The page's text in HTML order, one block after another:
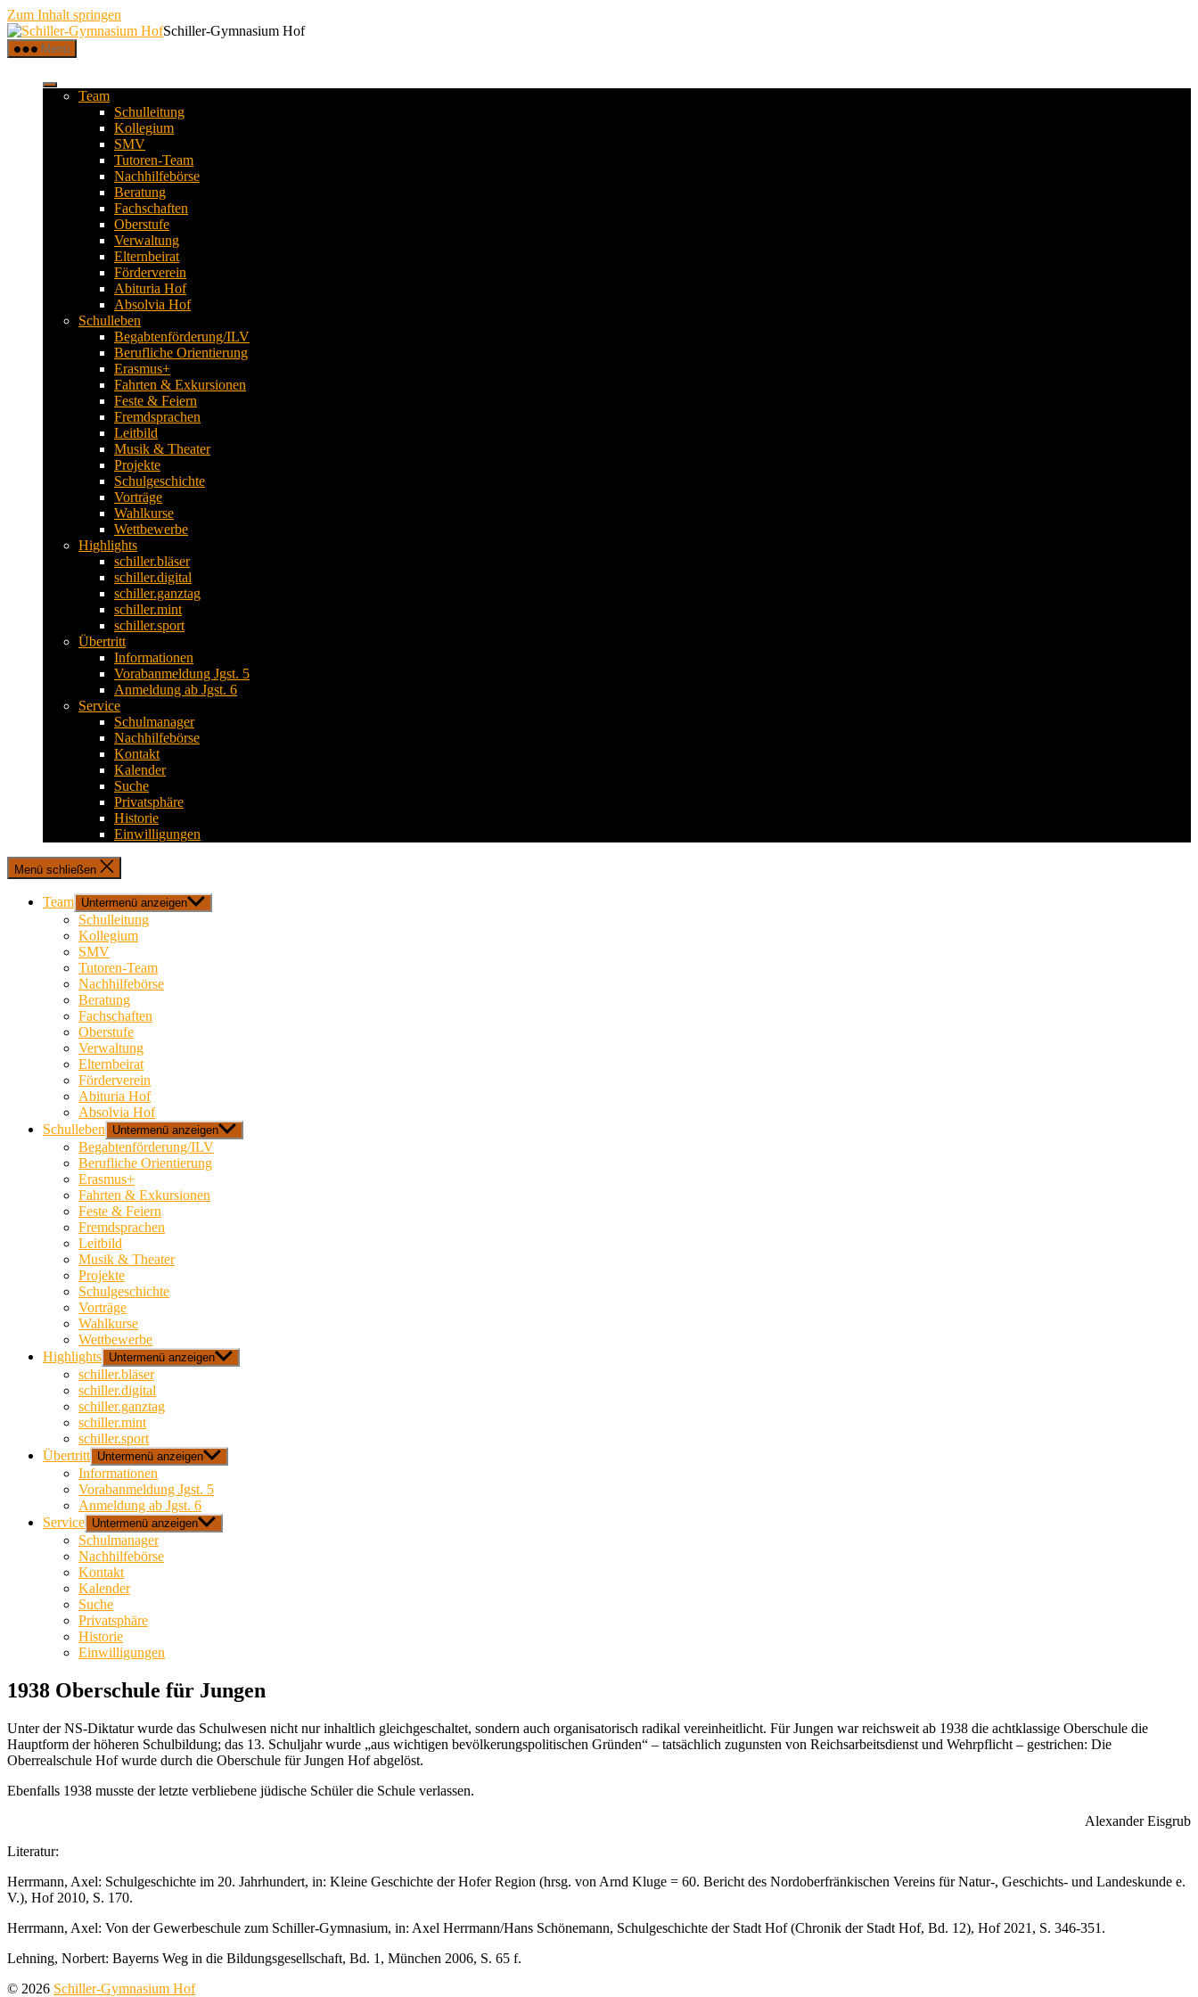
Zum Inhalt springen
Schiller-Gymnasium Hof
Menü
Team
Schulleitung
Kollegium
SMV
Tutoren-Team
Nachhilfebörse
Beratung
Fachschaften
Oberstufe
Verwaltung
Elternbeirat
Förderverein
Abituria Hof
Absolvia Hof
Schulleben
Begabtenförderung/ILV
Berufliche Orientierung
Erasmus+
Fahrten & Exkursionen
Feste & Feiern
Fremdsprachen
Leitbild
Musik & Theater
Projekte
Schulgeschichte
Vorträge
Wahlkurse
Wettbewerbe
Highlights
schiller.bläser
schiller.digital
schiller.ganztag
schiller.mint
schiller.sport
Übertritt
Informationen
Vorabanmeldung Jgst. 5
Anmeldung ab Jgst. 6
Service
Schulmanager
Nachhilfebörse
Kontakt
Kalender
Suche
Privatsphäre
Historie
Einwilligungen
Menü schließen
Team Untermenü anzeigen
Schulleitung
Kollegium
SMV
Tutoren-Team
Nachhilfebörse
Beratung
Fachschaften
Oberstufe
Verwaltung
Elternbeirat
Förderverein
Abituria Hof
Absolvia Hof
Schulleben
Untermenü anzeigen
Begabtenförderung/ILV
Berufliche Orientierung
Erasmus+
Fahrten & Exkursionen
Feste & Feiern
Fremdsprachen
Leitbild
Musik & Theater
Projekte
Schulgeschichte
Vorträge
Wahlkurse
Wettbewerbe
Highlights Untermenü anzeigen
schiller.bläser
schiller.digital
schiller.ganztag
schiller.mint
schiller.sport
Übertritt Untermenü anzeigen
Informationen
Vorabanmeldung Jgst. 5
Anmeldung ab Jgst. 6
Service Untermenü anzeigen
Schulmanager
Nachhilfebörse
Kontakt
Kalender
Suche
Privatsphäre
Historie
Einwilligungen
1938 Oberschule für Jungen
Unter der NS-Diktatur wurde das Schulwesen nicht nur inhaltlich gleichgeschaltet, sondern auch organisatorisch radikal vereinheitlicht. Für Jungen war reichsweit ab 1938 die achtklassige Oberschule die
Hauptform der höheren Schulbildung; das 13. Schuljahr wurde „aus wichtigen bevölkerungspolitischen Gründen“ – tatsächlich zugunsten von Reichsarbeitsdienst und Wehrpflicht – gestrichen: Die
Oberrealschule Hof wurde durch die Oberschule für Jungen Hof abgelöst.
Ebenfalls 1938 musste der letzte verbliebene jüdische Schüler die Schule verlassen.
Alexander Eisgrub
Literatur:
Herrmann, Axel: Schulgeschichte im 20. Jahrhundert, in: Kleine Geschichte der Hofer Region (hrsg. von Arnd Kluge = 60. Bericht des Nordoberfränkischen Vereins für Natur-, Geschichts- und Landeskunde e.
V.), Hof 2010, S. 170.
Herrmann, Axel: Von der Gewerbeschule zum Schiller-Gymnasium, in: Axel Herrmann/Hans Schönemann, Schulgeschichte der Stadt Hof (Chronik der Stadt Hof, Bd. 12), Hof 2021, S. 346-351.
Lehning, Norbert: Bayerns Weg in die Bildungsgesellschaft, Bd. 1, München 2006, S. 65 f.
© 2026 Schiller-Gymnasium Hof